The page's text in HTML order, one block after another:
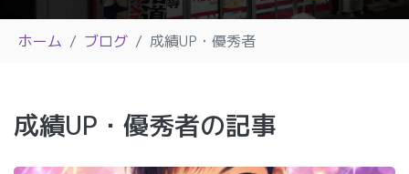
ホーム ブログ 成績UP・優秀者
成績UP・優秀者の記事